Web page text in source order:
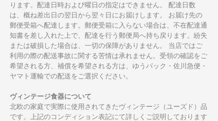
ります。配達日時および曜日の指定はできません。 配達日数
は、概ね差出日の翌日から翌々日にお届けします。 お届け先の
郵便受箱へ配達します。郵便受箱に入らない場合は、不在配達通
知書を差し入れた上で、配達を行う郵便局へ持ち戻ります。紛失
または破損した場合は、一切の保障がありません。 当店ではご
利用の際の配送事故に関する苦情は承れません。受領の確認をご
希望される方、補償を希望される方は、ゆうパック・佐川急便・
ヤマト運輸での配送をご選択ください。
ヴィンテージ食器について
北欧の家庭で実際に使用されてきたヴィンテージ（ユーズド）品
です。上記のコンディション表記にて詳しくご説明しております